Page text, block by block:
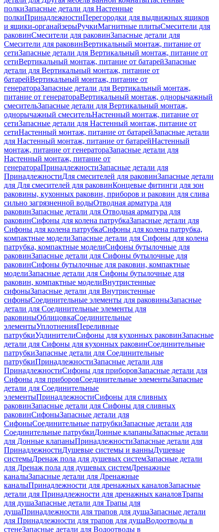
полкиЗапасные детали для Настенные
полкиПринадлежностиПерегородки для выдвижных ящиков
и ящики-органайзерыРучкиМагнитные плитыСмесители для
раковинСмесители для раковинЗапасные детали для
Смесители для раковинВертикальный монтаж, питание от
сетиЗапасные детали для Вертикальный монтаж, питание от
сетиВертикальный монтаж, питание от батарейЗапасные
детали для Вертикальный монтаж, питание от
батарейВертикальный монтаж, питание от
генератораЗапасные детали для Вертикальный монтаж,
питание от генератораВертикальный монтаж, однорычажный
смесительЗапасные детали для Вертикальный монтаж,
однорычажный смесительНастенный монтаж, питание от
сетиЗапасные детали для Настенный монтаж, питание от
сетиНастенный монтаж, питание от батарейЗапасные детали
для Настенный монтаж, питание от батарейНастенный
монтаж, питание от генератораЗапасные детали для
Настенный монтаж, питание от
генератораПринадлежностиЗапасные детали для
ПринадлежностиДля смесителей для раковинЗапасные детали
для Для смесителей для раковинКонцевые фитинги для зон
раковины, кухонных раковин, приборов и раковин для слива
сильно загрязненной водыОтводная арматура для
раковинЗапасные детали для Отводная арматура для
раковинСифоны для колена патрубкаЗапасные детали для
Сифоны для колена патрубкаСифоны для колена патрубка,
компактные моделиЗапасные детали для Сифоны для колена
патрубка, компактные моделиСифоны бутылочные для
раковинЗапасные детали для Сифоны бутылочные для
раковинСифоны бутылочные для раковин, компактные
моделиЗапасные детали для Сифоны бутылочные для
раковин, компактные моделиВнутристенные
сифоныЗапасные детали для Внутристенные
сифоныСоединительные элементы для раковиныЗапасные
детали для Соединительные элементы для
раковиныОблицовкаСоединительные
элементыУплотненияПереливные
патрубкиУдлинителиСифоны для кухонных раковинЗапасные
детали для Сифоны для кухонных раковинСоединительные
патрубкиЗапасные детали для Соединительные
патрубкиПринадлежностиЗапасные детали для
ПринадлежностиСифоны для приборовЗапасные детали для
Сифоны для приборовСоединительные элементыЗапасные
детали для Соединительные
элементыПринадлежностиСифоны для сливных
раковинЗапасные детали для Сифоны для сливных
раковинСифоныЗапасные детали для
СифоныСоединительные патрубкиЗапасные детали для
Соединительные патрубкиДонные клапаныЗапасные детали
для Донные клапаныПринадлежностиЗапасные детали для
ПринадлежностиДушевые системы и ванныДушевые
системыДренаж пола для душевых системЗапасные детали
для Дренаж пола для душевых системДренажные
каналыЗапасные детали для Дренажные
каналыПринадлежности для дренажных каналовЗапасные
детали для Принадлежности для дренажных каналовТрапы
для душаЗапасные детали для Трапы для
душаПринадлежности для трапов для душаЗапасные детали
для Принадлежности для трапов для душаВодоотводы в
стенеЗапасные детали для Водоотводы в